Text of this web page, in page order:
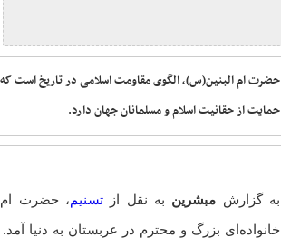
حضرت ام البنین(س)، الگوی مقاومت اسلامی در تاریخ است
حمایت از حقانیت اسلام و مسلمانان جهان دارد.
به گزارش مبشرین به نقل از تسنیم، حضرت ام
خانواده‌ای بزرگ و محترم در عربستان به دنیا